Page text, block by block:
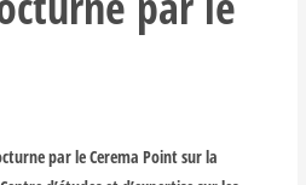
par le Cerema Point sur la